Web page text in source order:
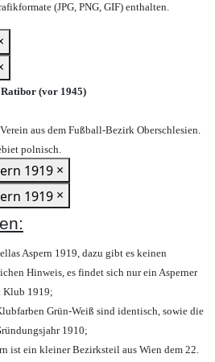
(JPG, PNG, GIF) enthalten.
(vor 1945)
aus dem Fußball-Bezirk Oberschlesien.
polnisch.
×
×
Aspern 1919, dazu gibt es keinen
Hinweis, es findet sich nur ein Asperner
Klub 1919;
Grün-Weiß sind identisch, sowie die
1910;
ist ein kleiner Bezirksteil aus Wien dem 22.